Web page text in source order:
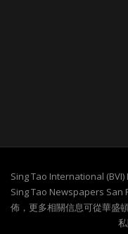
Sing Tao International
Sing Tao Newspapers San
佈，更多相關信息可從華盛